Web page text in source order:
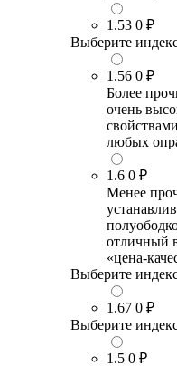
1.53 0 ₽
Выберите
1.56 0 ₽
Более
очень
любых
1.6 0 ₽
Менее
отличный
«цена-
Выберите
1.67 0 ₽
Выберите
1.5 0 ₽